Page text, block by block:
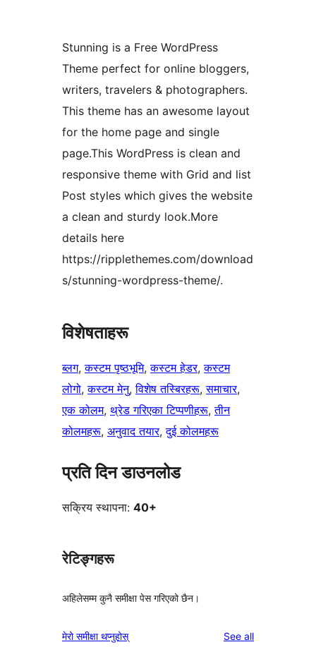
Stunning is a Free WordPress
Theme perfect for online bloggers,
writers, travelers & photographers.
This theme has an awesome layout
for the home page and single
page.This WordPress is clean and
responsive theme with Grid and list
Post styles which gives the website
a clean and sturdy look.More
details here
https://ripplethemes.com/download
s/stunning-wordpress-theme/.
विशेषताहरू
ब्लग, कस्टम पृष्ठभूमि, कस्टम हेडर, कस्टम
लोगो, कस्टम मेनु, विशेष तस्बिरहरू, समाचार
एक कोलम, थ्रेड गरिएका टिप्पणीहरू, तीन
कोलमहरू, अनुवाद तयार, दुई कोलमहरू
प्रति दिन डाउनलोड
सक्रिय स्थापना: 40+
रेटिङ्गहरू
अहिलेसम्म कुनै समीक्षा पेस गरिएको छैन।
मेरो समीक्षा थप्नुहोस् See allreviews